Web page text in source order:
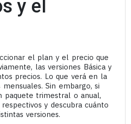
y el
el plan y el precio que
las versiones Básica y
precios. Lo que verá en la
Sin embargo, si
paquete trimestral o anual,
y descubra cuánto
versiones.